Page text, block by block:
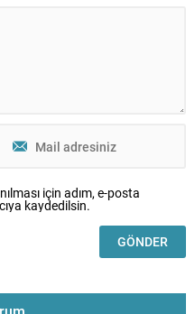
için adım, e-posta
kaydedilsin.